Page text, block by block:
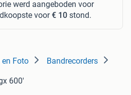
werd aangeboden voor
voor€ 10 stond.
en Foto Bandrecorders
600'